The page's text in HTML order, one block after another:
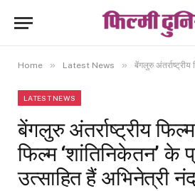
Home » Latest News » बेंगलुरु अंतर्राष्ट्रीय फिल्म महोत्सव में
LATEST NEWS
बेंगलुरु अंतर्राष्ट्रीय
फिल्म ‘शांतिनिकेतन’ के
उत्साहित हैं अभिनेत्री